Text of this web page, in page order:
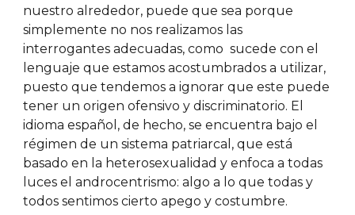
nuestro alrededor, puede que sea porque
simplemente no nos realizamos las
interrogantes adecuadas, como sucede con el
lenguaje que estamos acostumbrados a utilizar,
puesto que tendemos a ignorar que este puede
tener un origen ofensivo y discriminatorio. El
idioma español, de hecho, se encuentra bajo el
régimen de un sistema patriarcal, que está
basado en la heterosexualidad y enfoca a todas
luces el androcentrismo: algo a lo que todas y
todos sentimos cierto apego y costumbre.